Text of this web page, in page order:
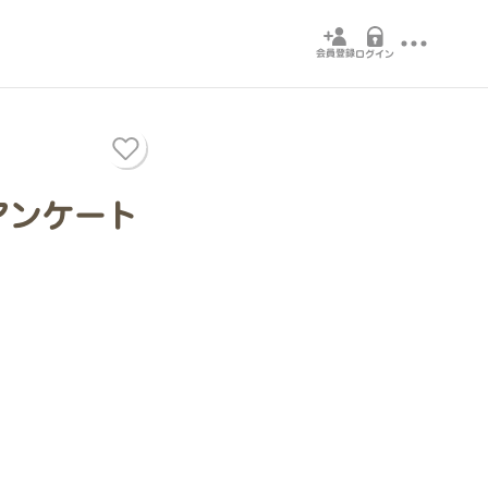
会員登録ログイン
ケート